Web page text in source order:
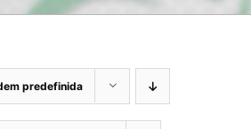
predefinida